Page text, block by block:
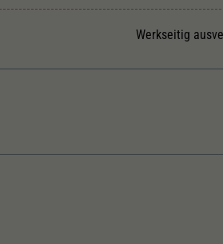
Werkseitig
falls der Webseiten-Betreiber dies